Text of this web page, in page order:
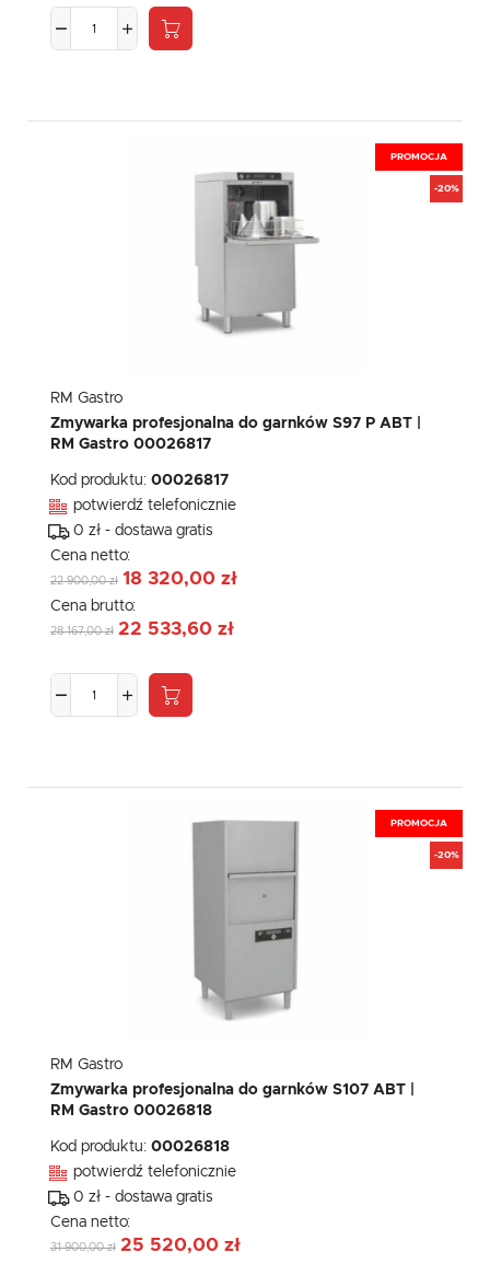
PROMOCJA
-20%
RM Gastro
Zmywarka profesjonalna do garnków S97 P ABT |
RM Gastro 00026817
Kod produktu: 00026817
potwierdź telefonicznie
0 zł - dostawa gratis
Cena netto:
22 900,00 zł 18 320,00 zł
Cena brutto:
28 167,00 zł 22 533,60 zł
PROMOCJA
-20%
RM Gastro
Zmywarka profesjonalna do garnków S107 ABT |
RM Gastro 00026818
Kod produktu: 00026818
potwierdź telefonicznie
0 zł - dostawa gratis
Cena netto:
31 900,00 zł 25 520,00 zł
komunikatów mediów społecznościowych.